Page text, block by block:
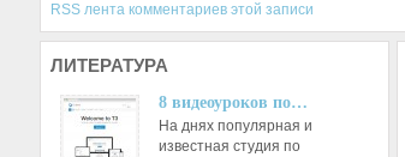
RSS лента комментариев этой записи
ЛИТЕРАТУРА
8 видеоуроков по…
На днях популярная и
известная студия по